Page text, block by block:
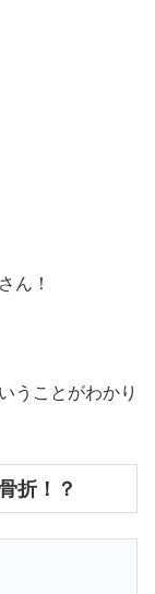
ん！
うことがわかり
折！？